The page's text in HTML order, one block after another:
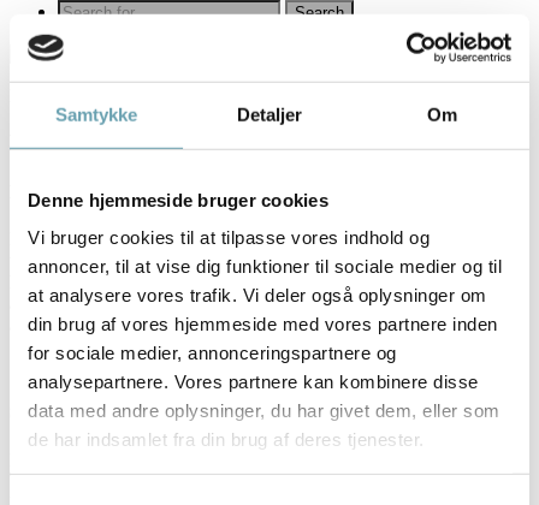
Samtykke Detaljer Om
Denne hjemmeside bruger cookies
Vi bruger cookies til at tilpasse vores indhold og
annoncer, til at vise dig funktioner til sociale medier og til
at analysere vores trafik. Vi deler også oplysninger om
din brug af vores hjemmeside med vores partnere inden
for sociale medier, annonceringspartnere og
analysepartnere. Vores partnere kan kombinere disse
data med andre oplysninger, du har givet dem, eller som
de har indsamlet fra din brug af deres tjenester.
Kontaktlinser til børn – Stor nok?
Hvad er ”stor nok”?
Når man skal vurdere, om et barn kan bruge kontaktlinser, er der to
ting, man som forældre skal forholde sig til: Barnets modenhed og
hygiejne. ”Stor nok” handler med andre ord ikke om alder. Det
afgørende er, at barnet forstår vigtigheden af hygiejne og er parat til
at tage ansvaret for at behandle øjne og kontaktlinser korrekt.
Sådan finder du ud af, om dit barn er
stort nok til kontaktlinser
barn er modent nok til kontaktlinser.